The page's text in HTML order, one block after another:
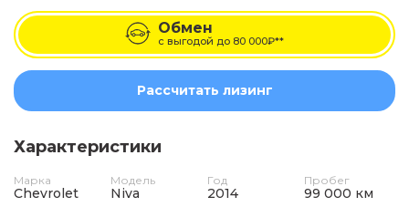
Обмен
с выгодой до 80 000₽**
Рассчитать лизинг
Характеристики
Марка
Chevrolet
Модель
Niva
Год
2014
Пробег
99 000 км